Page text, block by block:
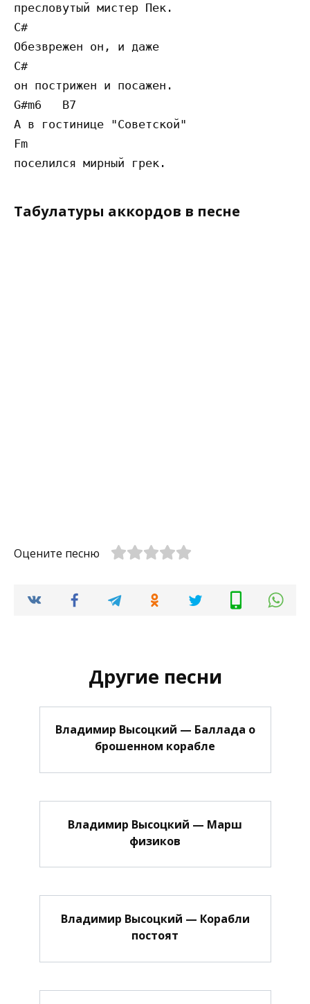
пресловутый мистер Пек.
C#
Обезврежен он, и даже
C#
он пострижен и посажен.
G#m6   B7
А в гостинице "Советской"
Fm
Табулатуры аккордов в песне
Оцените песню
Другие песни
Владимир Высоцкий — Баллада о
брошенном корабле
Владимир Высоцкий — Марш
физиков
Владимир Высоцкий — Корабли
постоят